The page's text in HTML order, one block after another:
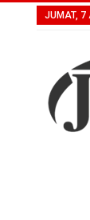
JUMAT, 7